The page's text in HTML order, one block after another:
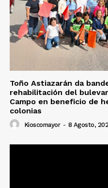
Toño Astiazarán da
rehabilitación del
Campo en beneficio de
colonias
Kioscomayor - 8 Agosto,